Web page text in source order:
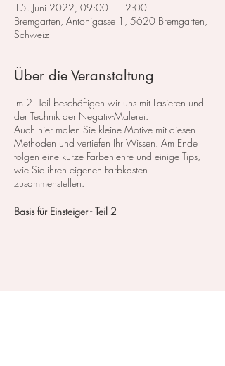
15. Juni 2022, 09:00 – 12:00
Bremgarten, Antonigasse 1, 5620 Bremgarten,
Schweiz
Über die Veranstaltung
Im 2. Teil beschäftigen wir uns mit Lasieren und
der Technik der Negativ-Malerei.
Auch hier malen Sie kleine Motive mit diesen
Methoden und vertiefen Ihr Wissen. Am Ende
folgen eine kurze Farbenlehre und einige Tips,
wie Sie ihren eigenen Farbkasten
zusammenstellen.
Basis für Einsteiger - Teil 2